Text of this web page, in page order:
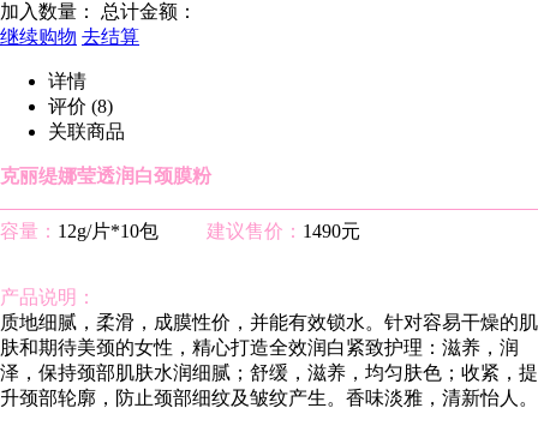
加入数量： 总计金额：
继续购物 去结算
详情
评价 (8)
关联商品
克丽缇娜莹透润白颈膜粉
容量： 12g/片*10包 建议售价： 1490元
产品说明：
质地细腻，柔滑，成膜性价，并能有效锁水。针对容易干燥的肌
肤和期待美颈的女性，精心打造全效润白紧致护理：滋养，润
泽，保持颈部肌肤水润细腻；舒缓，滋养，均匀肤色；收紧，提
升颈部轮廓，防止颈部细纹及皱纹产生。香味淡雅，清新怡人。